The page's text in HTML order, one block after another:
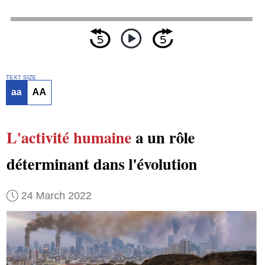
TEXT SIZE
aa AA
L'activité humainea un rôle
déterminant dans l'évolution
24 March 2022